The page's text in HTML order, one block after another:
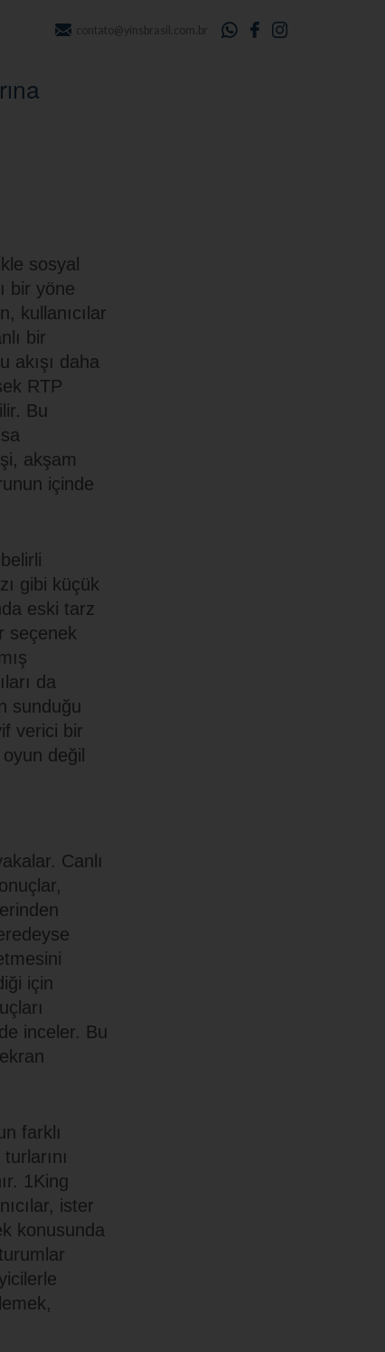
contato@yinsbrasil.com.br
sosyal
bir yöne
kullanıcılar
bir
akışı daha
RTP
Bu
akşam
içinde
gibi küçük
eski tarz
seçenek
da
sunduğu
verici bir
değil
Canlı
için
inceler. Bu
farklı
1King
ister
konusunda